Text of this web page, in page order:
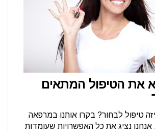
את הטיפול המתאים
טיפול לבחור? בקרו אותנו במרפאה
אנחנו נציג את כל האפשרויות שעומדות